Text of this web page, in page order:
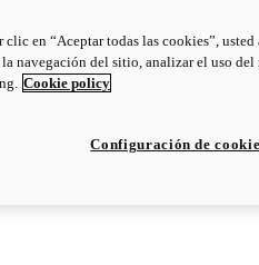
clic en “Aceptar todas las cookies”,
navegación del sitio, analizar el uso
Cookie policy
Configuración de